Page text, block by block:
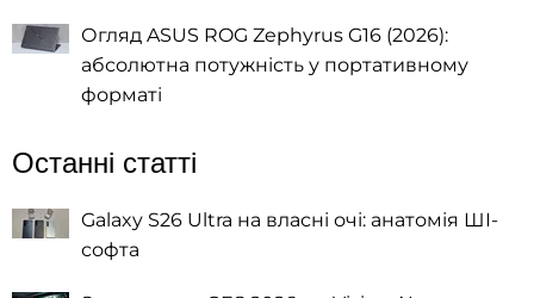
Огляд ASUS ROG Zephyrus G16 (2026):
абсолютна потужність у портативному
форматі
Останні статті
Galaxy S26 Ultra на власні очі: анатомія ШІ-
софта